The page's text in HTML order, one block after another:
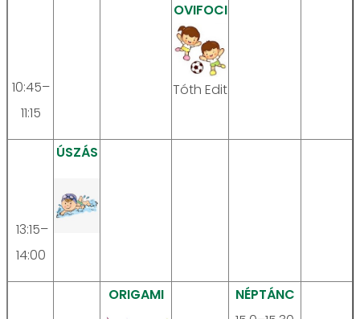
10:45–
11:15
OVIFOCI
Tóth Edit
13:15–
14:00
ÚSZÁS
ORIGAMI
NÉPTÁNC